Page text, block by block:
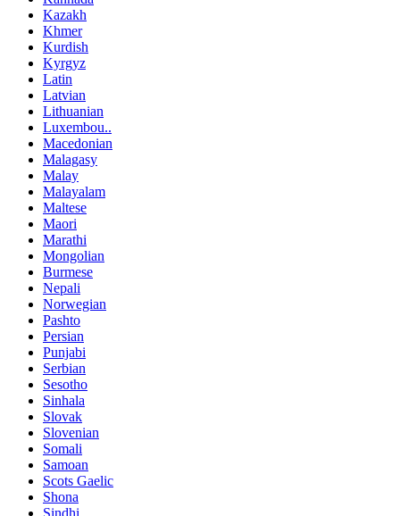
Kazakh
Khmer
Kurdish
Kyrgyz
Latin
Latvian
Lithuanian
Luxembou..
Macedonian
Malagasy
Malay
Malayalam
Maltese
Maori
Marathi
Mongolian
Burmese
Nepali
Norwegian
Pashto
Persian
Punjabi
Serbian
Sesotho
Sinhala
Slovak
Slovenian
Somali
Samoan
Scots Gaelic
Shona